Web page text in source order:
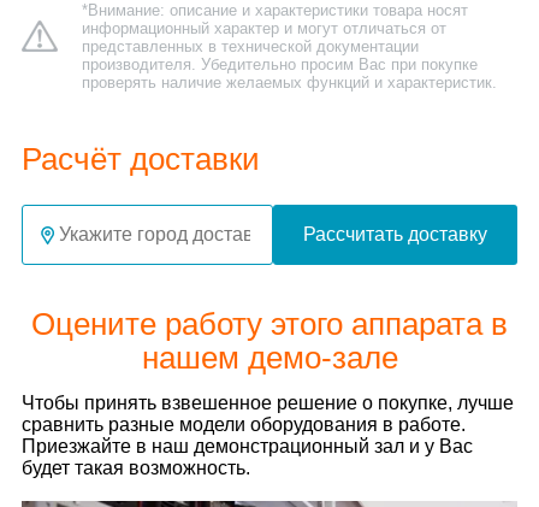
*Внимание: описание и характеристики товара носят
информационный характер и могут отличаться от
представленных в технической документации
производителя. Убедительно просим Вас при покупке
проверять наличие желаемых функций и характеристик.
Расчёт доставки
Рассчитать доставку
Оцените работу этого аппарата в
нашем демо-зале
Чтобы принять взвешенное решение о покупке, лучше
сравнить разные модели оборудования в работе.
Приезжайте в наш демонстрационный зал и у Вас
будет такая возможность.